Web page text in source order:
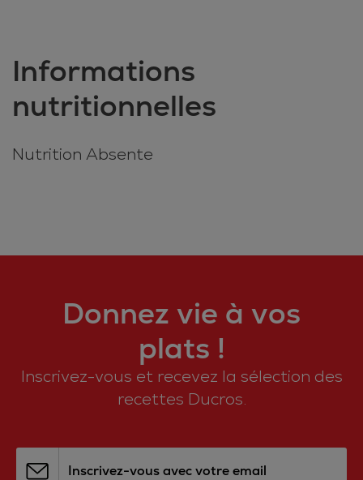
Informations
nutritionnelles
Nutrition Absente
Donnez vie à vos
plats !
Inscrivez-vous et recevez la sélection des
recettes Ducros.
Inscrivez-vous avec votre email